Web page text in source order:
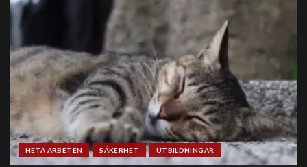
HETA ARBETEN SÄKERHET UTBILDNINGAR